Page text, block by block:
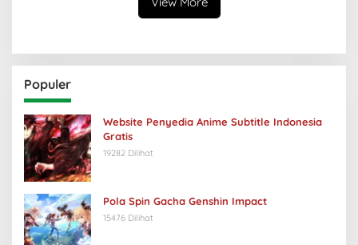
Populer
Website Penyedia Anime Subtitle Indonesia
Gratis
19282 Dilihat
Pola Spin Gacha Genshin Impact
15476 Dilihat